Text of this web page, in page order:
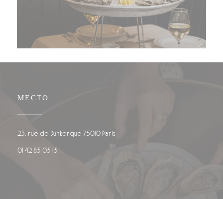
МЕСТО
23, rue de Dunkerque 75010 Paris
01 42 85 05 15